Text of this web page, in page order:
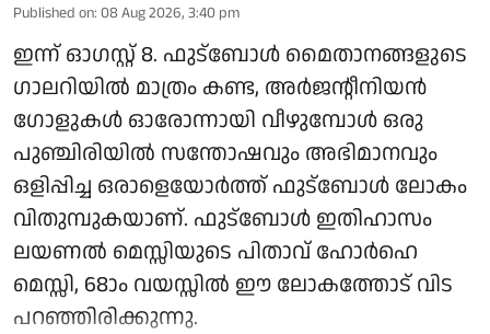
Published on: 08 Aug 2026, 3:40 pm
ഇന്ന് ഓഗസ്റ്റ് 8. ഫുട്ബോൾ മൈതാനങ്ങളുടെ
ഗാലറിയിൽ മാത്രം കണ്ട, അർജന്റീനിയൻ
ഗോളുകൾ ഓരോന്നായി വീഴുമ്പോൾ ഒരു
പുഞ്ചിരിയിൽ സന്തോഷവും അഭിമാനവും
ഒളിപ്പിച്ച ഒരാളെയോർത്ത് ഫുട്ബോൾ ലോകം
വിതുമ്പുകയാണ്. ഫുട്ബോൾ ഇതിഹാസം
ലയണൽ മെസ്സിയുടെ പിതാവ് ഹോർഹെ
മെസ്സി, 68ാം വയസ്സിൽ ഈ ലോകത്തോട് വിട
പറഞ്ഞിരിക്കുന്നു.